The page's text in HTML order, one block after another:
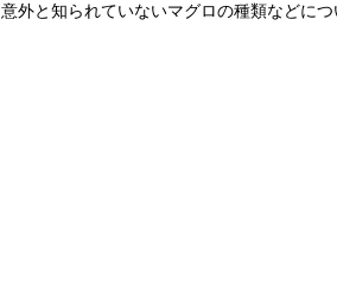
意外と知られていないマグロの種類などにつ